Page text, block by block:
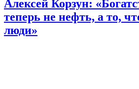
Алексей Корзун:
теперь не нефть, а то,
люди»